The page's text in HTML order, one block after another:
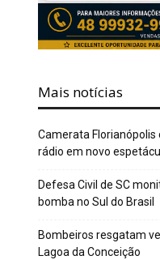
Mais notícias
Camerata Florianópolis
rádio em novo
Defesa Civil de SC
bomba no Sul do Brasil
Bombeiros resgatam
Lagoa da Conceição